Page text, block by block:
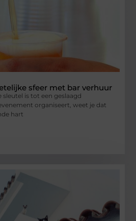
sfeer met bar verhuur
is tot een geslaagd
organiseert, weet je dat
hart